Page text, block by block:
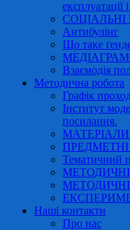
експлуатації
Антибулінг
Що таке
Взаємодія
Методична робота
Графік
Інститут
посилання.
ПРЕДМЕТНІ
Тематичний
Наші контакти
Про нас